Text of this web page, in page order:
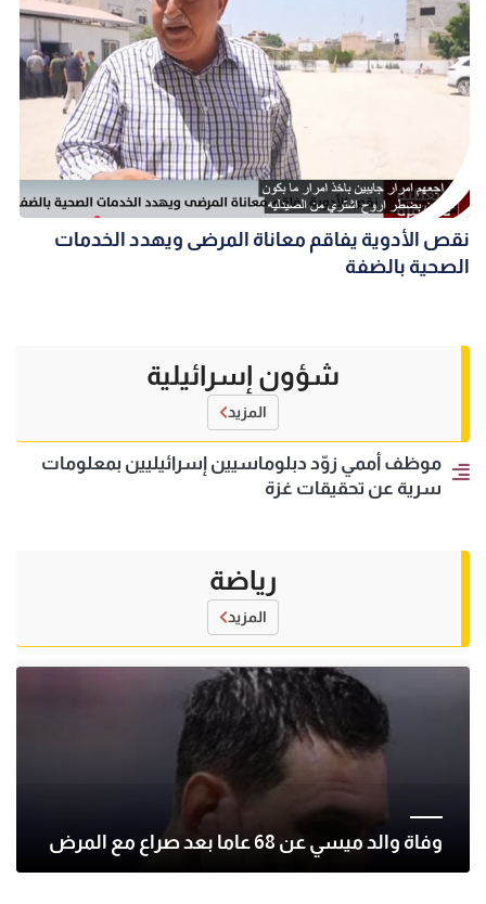
نقص الأدوية يفاقم معاناة المرضى ويهدد الخدمات
الصحية بالضفة
شؤون إسرائيلية
المزيد
موظف أممي زوّد دبلوماسيين إسرائيليين بمعلومات
سرية عن تحقيقات غزة
رياضة
المزيد
وفاة والد ميسي عن 68 عاما بعد صراع مع المرض